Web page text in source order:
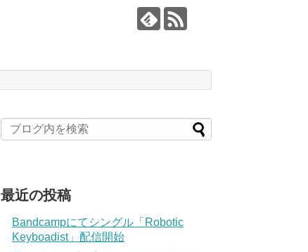
最近の投稿
Bandcampにてシングル「Robotic
Keyboadist」配信開始